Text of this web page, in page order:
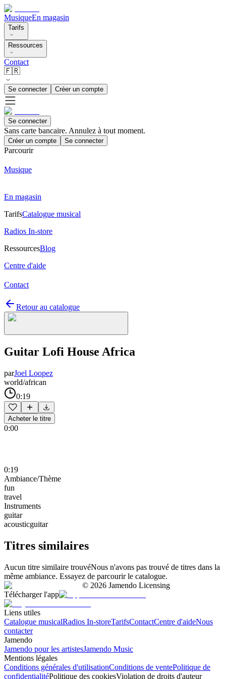
MusiqueEn magasin
Tarifs
Ressources
Contact
🇫🇷
Se connecter Créer un compte
Se connecter
Sans carte bancaire. Annulez à tout moment.
Créer un compte Se connecter
Parcourir
Musique
En magasin
TarifsCatalogue musical
Radios In-store
RessourcesBlog
Centre d'aide
Contact
Retour au catalogue
Guitar Lofi House Africa
parJoel Loopez
world/african
0:19
Acheter le titre
0:00
0:19
Ambiance/Thème
fun
travel
Instruments
guitar
acousticguitar
Titres similaires
Aucun titre similaire trouvéNous n'avons pas trouvé de titres dans la
même ambiance. Essayez de parcourir le catalogue.
© 2026 Jamendo Licensing
Télécharger l'app
Liens utiles
Catalogue musicalRadios In-storeTarifsContactCentre d'aideNous
contacter
Jamendo
Jamendo pour les artistesJamendo Music
Mentions légales
Conditions générales d'utilisationConditions de ventePolitique de
confidentialitéPolitique des cookiesViolation de droits d'auteur